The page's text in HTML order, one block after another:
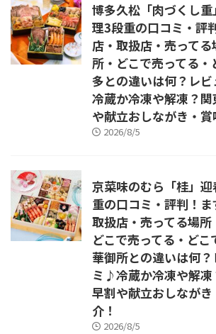
博多久松「肉づくし
理3段重の口コミ・評
店・取扱店・売って
所・どこで売ってる
多との違いは何？レ
冷蔵か冷凍や解凍？
や献立おしながき・賞
2026/8/5
京菜味のむら「桂」
重の口コミ・評判！ま
取扱店・売ってる場所
どこで売ってる・どこ
華御所との違いは何
ミ♪冷蔵か冷凍や解凍
早割や献立おしなが
介！
2026/8/5